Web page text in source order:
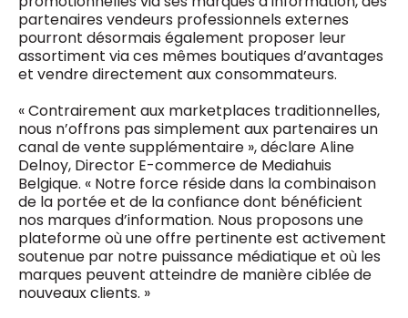
partenaires vendeurs professionnels externes
pourront désormais également proposer leur
assortiment via ces mêmes boutiques d’avantages
et vendre directement aux consommateurs.
« Contrairement aux marketplaces traditionnelles,
nous n’offrons pas simplement aux partenaires un
canal de vente supplémentaire », déclare Aline
Delnoy, Director E-commerce de Mediahuis
Belgique. « Notre force réside dans la combinaison
de la portée et de la confiance dont bénéficient
nos marques d’information. Nous proposons une
plateforme où une offre pertinente est activement
soutenue par notre puissance médiatique et où les
marques peuvent atteindre de manière ciblée de
nouveaux clients. »
0498 88 64 89
f.bouchar@mm.be
Chief Editor
0475 97 12 57
g.byl@mm.be
Chief Editor
Damien Lemaire
0477 37 31 65
d.lemaire@mm.be
VALIDER
NOTRE CONTENU DIGITAL :
Daily
Freemium
access
5 x week
MM e - News
1 x week
MM Brunch
1 x week
MM Tech
10 x year
MM Best of
Research
10 x year
MM Blue
4 x year
MM Magazine